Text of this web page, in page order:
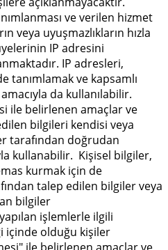
ve verilen hizmet
veya uyuşmazlıkların hızla
IP adresini
IP adresleri,
tanımlamak ve kapsamlı
da kullanılabilir.
ile belirlenen amaçlar ve
bilgileri kendisi veya
tarafından doğrudan
kullanabilir. Kişisel bilgiler,
kurmak için de
talep edilen bilgiler veya
bilgiler
işlemlerle ilgili
içinde olduğu kişiler